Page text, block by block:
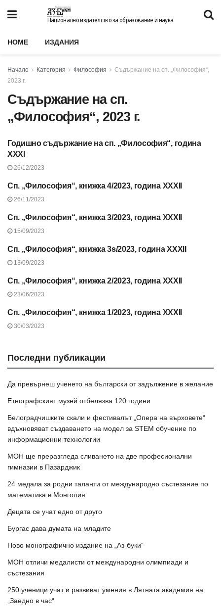
Национално издателство за образование и наука
HOME ИЗДАНИЯ
Начало Категория Философия
Съдържание на сп. „Философия“,
2023 г.
Съдържание на сп.
„Философия“, 2023 г.
СЪДЪРЖАНИЕ НА СП.
„ФИЛОСОФИЯ“, 2023 Г.
Годишно съдържание на сп. „Философия“, година
XXXI
26/12/2023
СЪДЪРЖАНИЕ НА СП.
Сп. „Философия“, книжка 4/2023, година XXXII
26/11/2023
СЪДЪРЖАНИЕ НА СП.
Сп. „Философия“, книжка 3/2023, година XXXII
15/09/2023
СЪДЪРЖАНИЕ НА СП.
Сп. „Философия“, книжка 3s/2023, година XXXII
13/09/2023
СЪДЪРЖАНИЕ НА СП.
Сп. „Философия“, книжка 2/2023, година XXXII
23/06/2023
СЪДЪРЖАНИЕ НА СП.
Сп. „Философия“, книжка 1/2023, година XXXII
30/03/2023
Последни публикации
Да превърнеш ученето на български от задължение в желание
Етнографският музей отбелязва 120 години
Белоградчишките скали и фестивалът „Опера на върховете“
вдъхновяват създаването на модел за STEM обучение по
информационни технологии
МОН ще преразгледа сливането на две професионални
гимназии в Пазарджик
24 медала за родни таланти от международно състезание по
математика в Монголия
Децата се учат едно от друго
Бургас дава думата на младите
Ново монографично издание на „Аз-буки“
МОН отличи медалисти от международни олимпиади и
състезания
250 ученици учат и развиват умения в Лятната академия на
„Заедно в час“